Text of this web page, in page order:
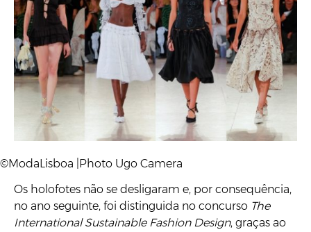
©ModaLisboa |Photo Ugo Camera
Os holofotes não se desligaram e, por consequência,
no ano seguinte, foi distinguida no concurso The
International Sustainable Fashion Design, graças ao